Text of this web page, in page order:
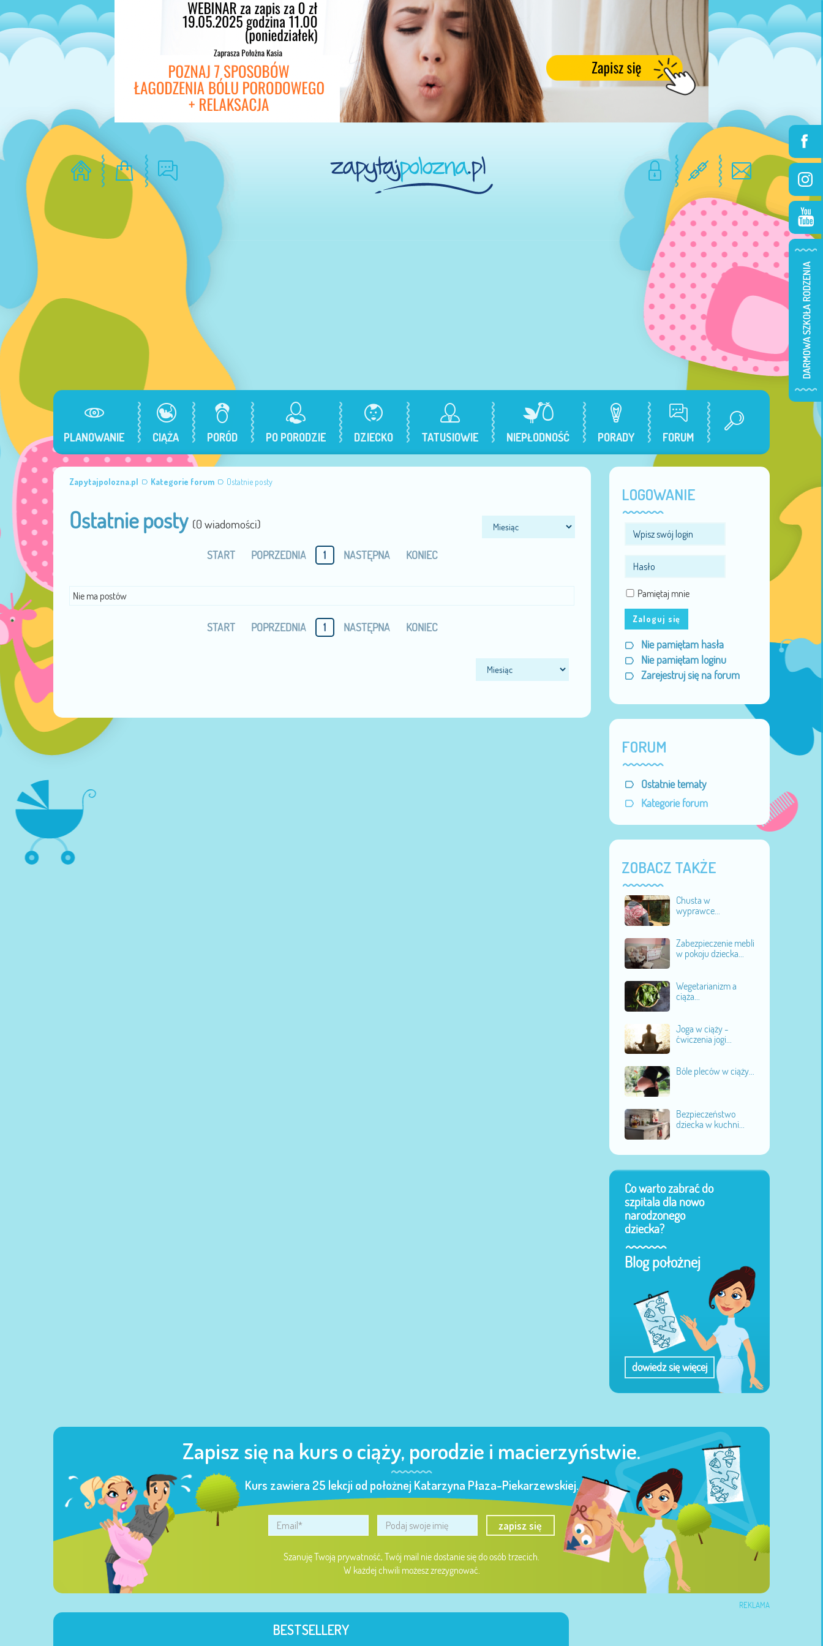
PLANOWANIE CIĄŻA PORÓD PO PORODZIE DZIECKO TATUSIOWIE NIEPŁODNOŚĆ PORADY FORUM
Zapytajpolozna.pl Kategorie forum Ostatnie posty
Ostatnie posty (0 wiadomości)
START POPRZEDNIA 1 NASTĘPNA KONIEC
Nie ma postów
START POPRZEDNIA 1 NASTĘPNA KONIEC
LOGOWANIE
Pamiętaj mnie
Zaloguj się
Nie pamiętam hasła
Nie pamiętam loginu
Zarejestruj się na forum
FORUM
Ostatnie tematy
Kategorie forum
ZOBACZ TAKŻE
Chusta w
wyprawce...
Zabezpieczenie mebli
w pokoju dziecka...
Wegetarianizm a
ciąża...
Joga w ciąży -
ćwiczenia jogi...
Bóle pleców w ciąży...
Bezpieczeństwo
dziecka w kuchni...
Co warto zabrać do
szpitala dla nowo
narodzonego
dziecka?
Blog położnej
dowiedz się więcej
Zapisz się na kurs o ciąży, porodzie i macierzyństwie.
Kurs zawiera 25 lekcji od położnej Katarzyna Płaza-Piekarzewskiej.
zapisz się
Szanuję Twoją prywatność, Twój mail nie dostanie się do osób trzecich.
W każdej chwili możesz zrezygnować.
REKLAMA
BESTSELLERY